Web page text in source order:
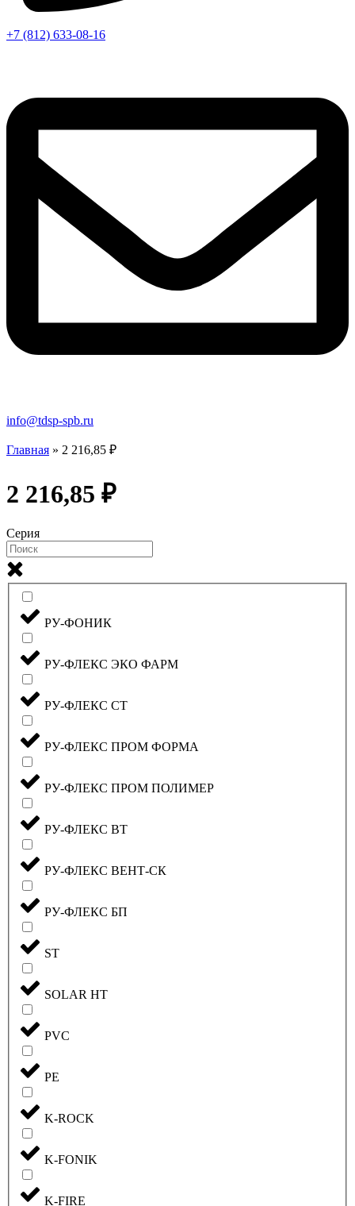
+7 (812) 633-08-16
info@tdsp-spb.ru
Главная » 2 216,85 ₽
2 216,85 ₽
Серия
РУ-ФОНИК
РУ-ФЛЕКС ЭКО ФАРМ
РУ-ФЛЕКС СТ
РУ-ФЛЕКС ПРОМ ФОРМА
РУ-ФЛЕКС ПРОМ ПОЛИМЕР
РУ-ФЛЕКС ВТ
РУ-ФЛЕКС ВЕНТ-СК
РУ-ФЛЕКС БП
ST
SOLAR HT
PVC
PE
K-ROCK
K-FONIK
K-FIRE